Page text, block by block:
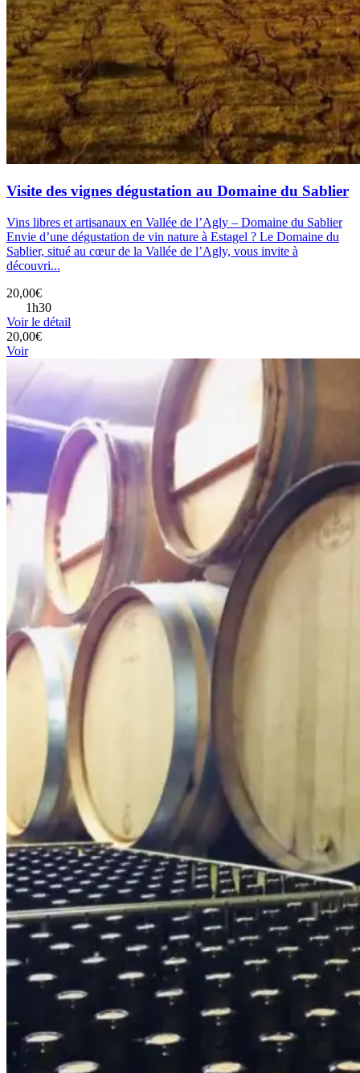
Visite des vignes dégustation au Domaine du Sablier
Vins libres et artisanaux en Vallée de l’Agly – Domaine du Sablier
Envie d’une dégustation de vin nature à Estagel ? Le Domaine du
Sablier, situé au cœur de la Vallée de l’Agly, vous invite à
découvri...
20,00€
1h30
Voir le détail
20,00€
Voir